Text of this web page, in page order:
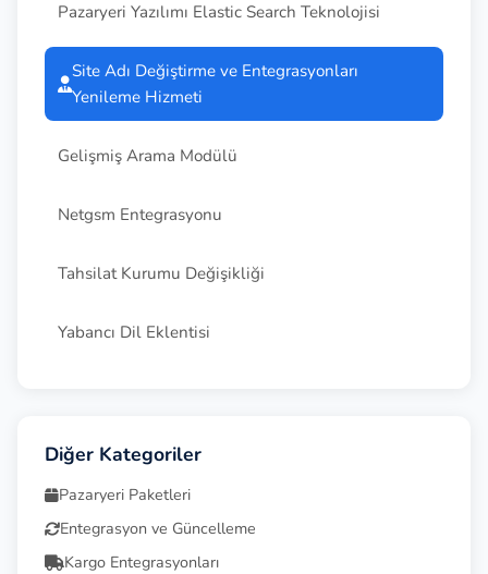
Pazaryeri Yazılımı Elastic Search Teknolojisi
Site Adı Değiştirme ve Entegrasyonları
Yenileme Hizmeti
Gelişmiş Arama Modülü
Netgsm Entegrasyonu
Tahsilat Kurumu Değişikliği
Yabancı Dil Eklentisi
Diğer Kategoriler
Pazaryeri Paketleri
Entegrasyon ve Güncelleme
Kargo Entegrasyonları